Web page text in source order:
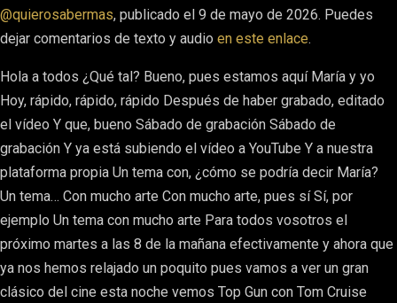
@quierosabermas, publicado el 9 de mayo de 2026. Puedes
dejar comentarios de texto y audio en este enlace.
Hola a todos ¿Qué tal? Bueno, pues estamos aquí María y yo
Hoy, rápido, rápido, rápido Después de haber grabado, editado
el vídeo Y que, bueno Sábado de grabación Sábado de
grabación Y ya está subiendo el vídeo a YouTube Y a nuestra
plataforma propia Un tema con, ¿cómo se podría decir María?
Un tema… Con mucho arte Con mucho arte, pues sí Sí, por
ejemplo Un tema con mucho arte Para todos vosotros el
próximo martes a las 8 de la mañana efectivamente y ahora que
ya nos hemos relajado un poquito pues vamos a ver un gran
clásico del cine esta noche vemos Top Gun con Tom Cruise